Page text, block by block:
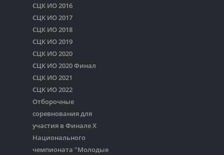
СЦК ИО 2016
СЦК ИО 2017
СЦК ИО 2018
СЦК ИО 2019
СЦК ИО 2020
СЦК ИО 2020 Финал
СЦК ИО 2021
СЦК ИО 2022
Отборочные
соревнования для
участия в Финале Х
Национального
чемпионата "Молодые